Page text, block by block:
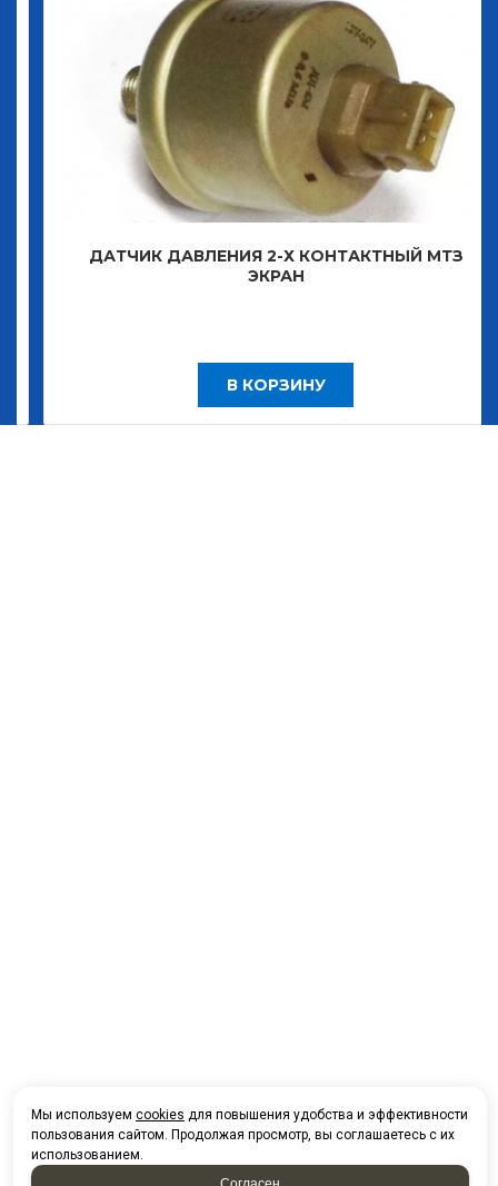
ДАТЧИК ДАВЛЕНИЯ 2-Х КОНТАКТНЫЙ МТЗ
ЭКРАН
В КОРЗИНУ
Мы используем cookies для повышения удобства и эффективности
пользования сайтом. Продолжая просмотр, вы соглашаетесь с их
использованием.